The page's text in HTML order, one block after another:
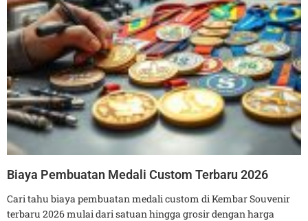
Biaya Pembuatan Medali Custom Terbaru 2026
Cari tahu biaya pembuatan medali custom di Kembar Souvenir
terbaru 2026 mulai dari satuan hingga grosir dengan harga